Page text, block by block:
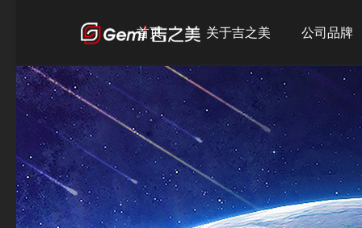
公司品牌
吉宝
吉优
关于吉之美
公司简介
发展历程
企业文化
荣誉资质
首页